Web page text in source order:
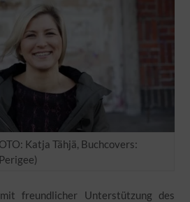
Katja Tähjä, Buchcovers:
freundlicher Unterstützung des